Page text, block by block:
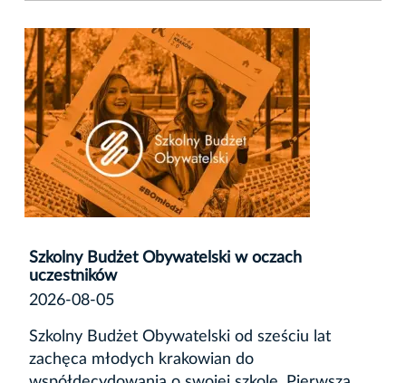
Szkolny Budżet Obywatelski w oczach
uczestników
2026-08-05
Szkolny Budżet Obywatelski od sześciu lat
zachęca młodych krakowian do